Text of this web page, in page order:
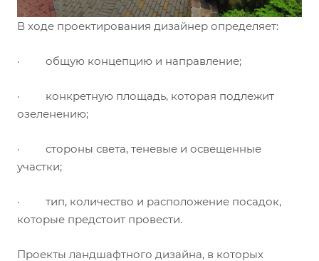
В ходе проектирования дизайнер определяет:
· общую концепцию и направление;
· конкретную площадь, которая подлежит
озеленению;
· стороны света, теневые и освещенные
участки;
· тип, количество и расположение посадок,
которые предстоит провести.
Проекты ландшафтного дизайна, в которых